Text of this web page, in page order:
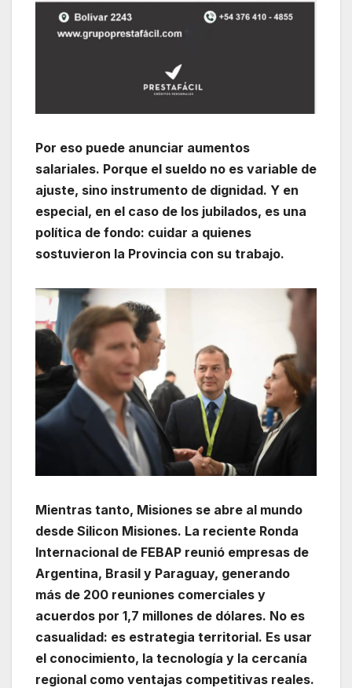
Por eso puede anunciar aumentos
salariales. Porque el sueldo no es variable de
ajuste, sino instrumento de dignidad. Y en
especial, en el caso de los jubilados, es una
política de fondo: cuidar a quienes
sostuvieron la Provincia con su trabajo.
Mientras tanto, Misiones se abre al mundo
desde Silicon Misiones. La reciente Ronda
Internacional de FEBAP reunió empresas de
Argentina, Brasil y Paraguay, generando
más de 200 reuniones comerciales y
acuerdos por 1,7 millones de dólares. No es
casualidad: es estrategia territorial. Es usar
el conocimiento, la tecnología y la cercanía
regional como ventajas competitivas reales.